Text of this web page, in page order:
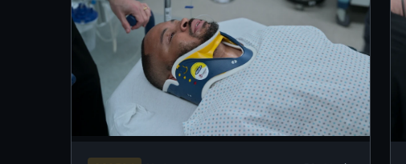
prenatal, con la intención de tener un 'parto
libre' sin intervención médica. Los síntomas
fueron completamente refractarios a la
administración prehospitalaria de fentanilo.